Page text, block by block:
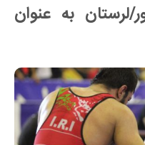
لرستان به عنوان